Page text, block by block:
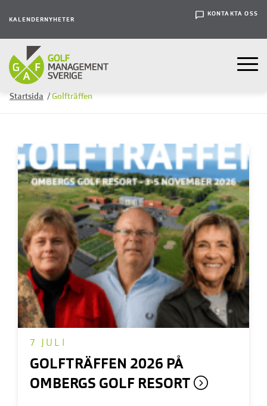
KALENDER NYHETER
KONTAKTA OSS
Startsida / Golfträffen
GOLFTRÄFFEN 2026 PÅ
OMBERGS GOLF RESORT
7 JULI